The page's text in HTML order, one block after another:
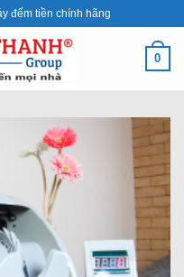
đếm tiền chính hãng
0